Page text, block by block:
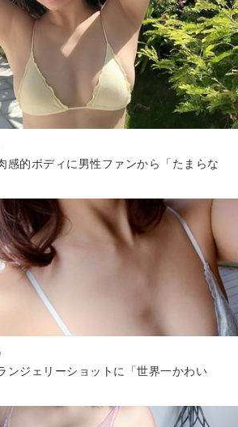
感的ボディに男性ファンから「たまらな
ンジェリーショットに「世界一かわい